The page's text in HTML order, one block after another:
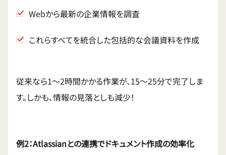
Webから最新の企業情報を調査
これらすべてを統合した包括的な会議資料を作成
従来なら1〜2時間かかる作業が、15〜25分で完了しま
す。しかも、情報の見落としも減少！
例2：Atlassianとの連携でドキュメント作成の効率化